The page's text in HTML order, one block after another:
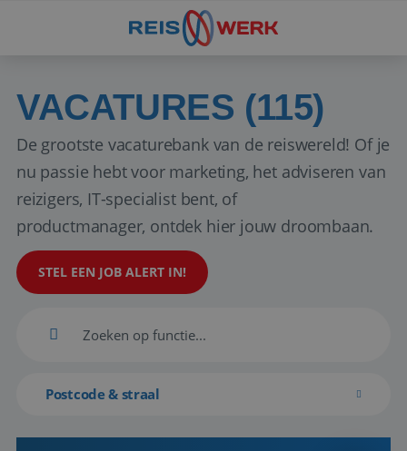
VACATURES (115)
De grootste vacaturebank van de reiswereld! Of je
nu passie hebt voor marketing, het adviseren van
reizigers, IT-specialist bent, of
productmanager, ontdek hier jouw droombaan.
STEL EEN JOB ALERT IN!
Postcode & straal